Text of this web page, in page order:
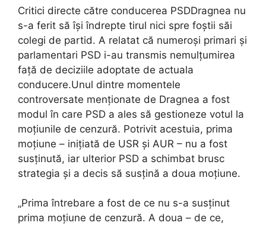
Critici directe către conducerea PSDDragnea nu
s-a ferit să își îndrepte tirul nici spre foștii săi
colegi de partid. A relatat că numeroși primari și
parlamentari PSD i-au transmis nemulțumirea
față de deciziile adoptate de actuala
conducere.Unul dintre momentele
controversate menționate de Dragnea a fost
modul în care PSD a ales să gestioneze votul la
moțiunile de cenzură. Potrivit acestuia, prima
moțiune – inițiată de USR și AUR – nu a fost
susținută, iar ulterior PSD a schimbat brusc
strategia și a decis să susțină a doua moțiune.
„Prima întrebare a fost de ce nu s-a susținut
prima moțiune de cenzură. A doua – de ce,